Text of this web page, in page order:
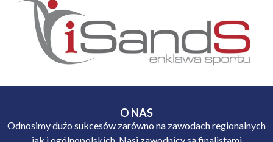
O NAS
Odnosimy dużo sukcesów zarówno na zawodach regionalnych
jak i ogólnopolskich. Nasi zawodnicy są finalistami